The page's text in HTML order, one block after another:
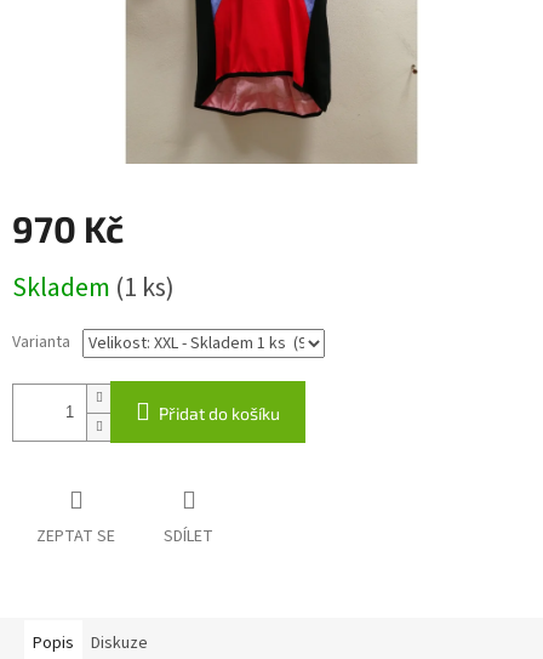
970 Kč
cena:
Skladem (1 ks)
Varianta
Přidat do košíku
ZEPTAT SE SDÍLET
Popis Diskuze